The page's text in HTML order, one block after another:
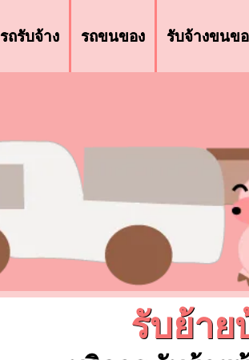
รถรับจ้าง รถขนของ รับจ้างขนข
รับย้าย